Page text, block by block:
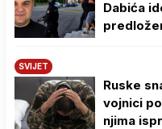
Dabića
SVIJET
Ruske
vojnici
njima